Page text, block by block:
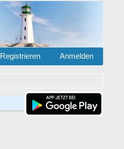
Anmelden
Registrieren